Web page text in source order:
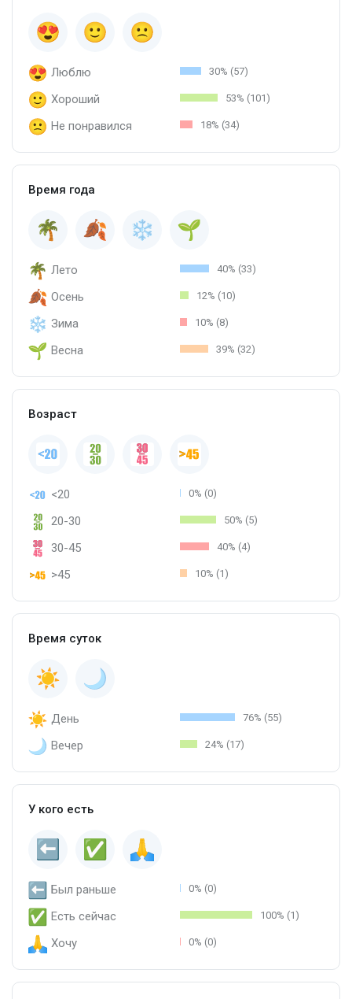
Люблю 30% (57)
Хороший 53% (101)
Не понравился 18% (34)
Время года
Лето 40% (33)
Осень 12% (10)
Зима 10% (8)
Весна 39% (32)
Возраст
<20 0% (0)
20-30 50% (5)
30-45 40% (4)
>45 10% (1)
Время суток
День 76% (55)
Вечер 24% (17)
У кого есть
Был раньше 0% (0)
Есть сейчас 100% (1)
Хочу 0% (0)